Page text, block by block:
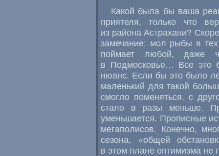
Какой была бы ваша
приятеля, только что
из района Астрахани?
замечание: мол рыбы в тех
поймает любой, даже
в Подмосковье… Все это
нюанс. Если бы это было
маленький для такой
смогло поменяться, с
стало в разы меньше.
уменьшается. Прописные
мегаполисов. Конечно,
сезона, «общей
в этом плане оптимизма не